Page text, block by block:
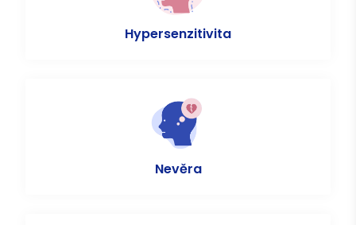
Hypersenzitivita
Nevěra